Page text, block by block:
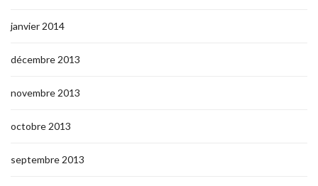
janvier 2014
décembre 2013
novembre 2013
octobre 2013
septembre 2013